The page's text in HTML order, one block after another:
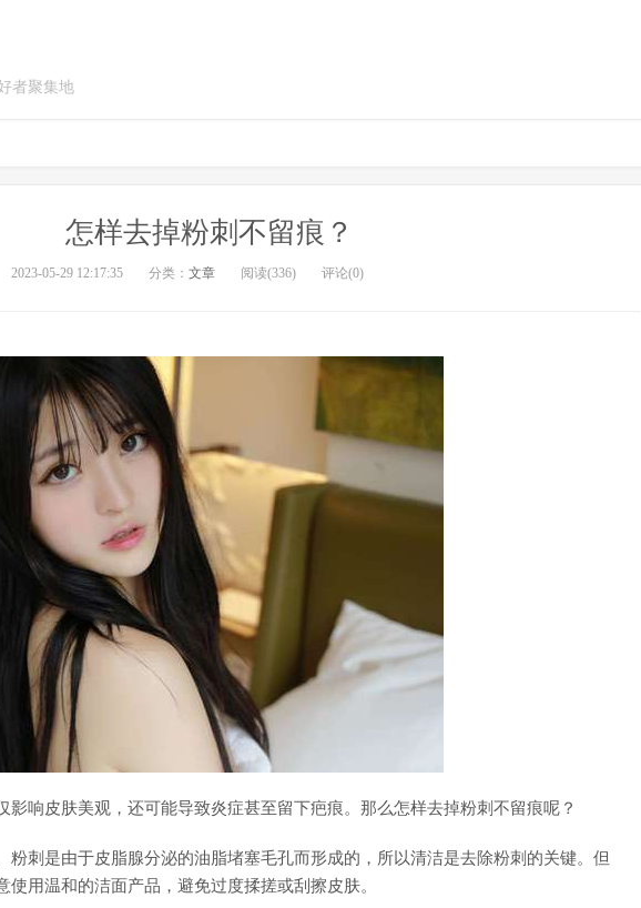
者聚集地
怎样去掉粉刺不留痕？
2023-05-29 12:17:35 分类： 文章 阅读(336) 评论(0)
影响皮肤美观，还可能导致炎症甚至留下疤痕。那么怎样去掉粉刺不留痕呢？
粉刺是由于皮脂腺分泌的油脂堵塞毛孔而形成的，所以清洁是去除粉刺的关键。但
使用温和的洁面产品，避免过度揉搓或刮擦皮肤。